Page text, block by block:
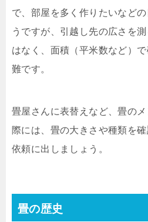
で、部屋を多く作りたいなど
うですが、引越し先の広さを
はなく、面積（平米数など）
難です。
畳屋さんに表替えなど、畳の
際には、畳の大きさや種類を
依頼に出しましょう。
畳の歴史